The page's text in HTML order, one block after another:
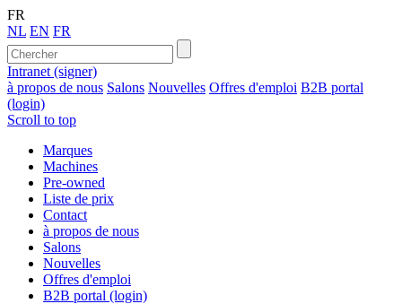
FR
NL EN FR
Intranet (signer)
à propos de nous Salons Nouvelles Offres d'emploi B2B portal
(login)
Scroll to top
Marques
Machines
Pre-owned
Liste de prix
Contact
à propos de nous
Salons
Nouvelles
Offres d'emploi
B2B portal (login)